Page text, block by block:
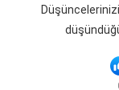
Düşüncelerinizi